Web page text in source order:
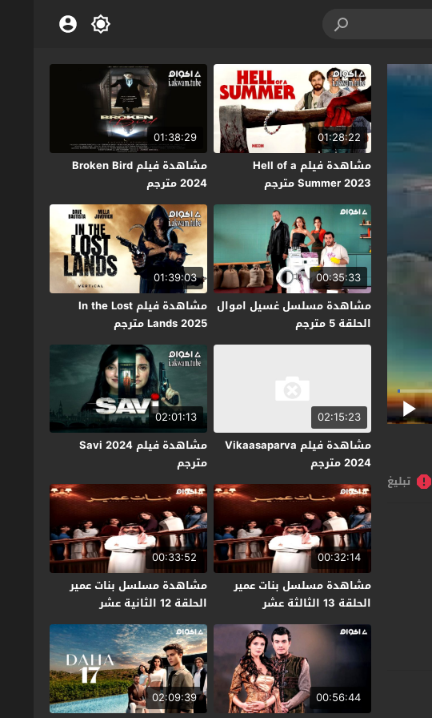
تبليغ
01:28:22
مشاهدة فيلم Hell of a
Summer 2023 مترجم
01:38:29
مشاهدة فيلم Broken Bird
2024 مترجم
00:35:33
مشاهدة مسلسل غسيل اموال
الحلقة 5 مترجم
01:39:03
مشاهدة فيلم In the Lost
Lands 2025 مترجم
02:15:23
مشاهدة فيلم Vikaasaparva
2024 مترجم
02:01:13
مشاهدة فيلم Savi 2024
مترجم
00:32:14
مشاهدة مسلسل بنات عمير
الحلقة 13 الثالثة عشر
00:33:52
مشاهدة مسلسل بنات عمير
الحلقة 12 الثانية عشر
00:56:44
02:09:39